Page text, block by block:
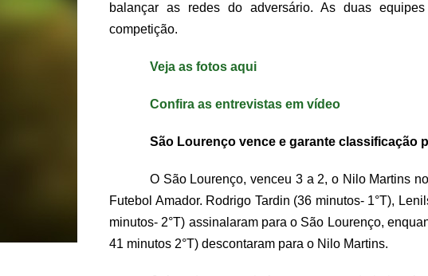
balançar as redes do adversário. As duas
competição.
Veja as fotos aqui
Confira as entrevistas em vídeo
São Lourenço vence e garante classificação
O São Lourenço, venceu 3 a 2, o Nilo Martins
Futebol Amador. Rodrigo Tardin (36 minutos- 1°T),
minutos- 2°T) assinalaram para o São Lourenço,
41 minutos 2°T) descontaram para o Nilo Martins.